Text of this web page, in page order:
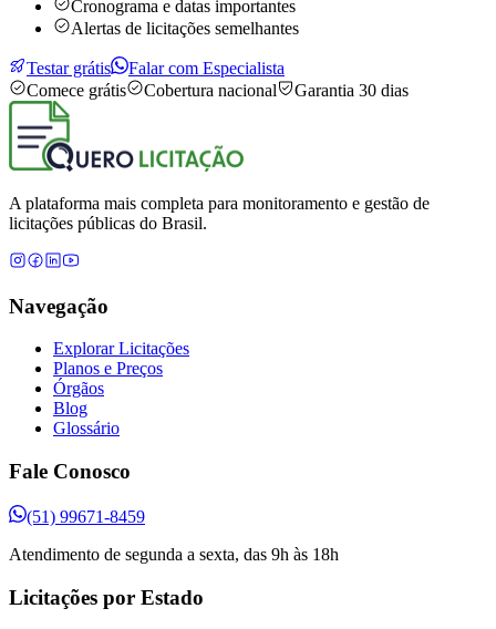
Cronograma e datas importantes
Alertas de licitações semelhantes
Testar grátis
Falar com Especialista
Comece grátis
Cobertura nacional Garantia 30 dias
A plataforma mais completa para monitoramento e gestão de
licitações públicas do Brasil.
Navegação
Explorar Licitações
Planos e Preços
Órgãos
Blog
Glossário
Fale Conosco
(51) 99671-8459
Atendimento de segunda a sexta, das 9h às 18h
Licitações por Estado